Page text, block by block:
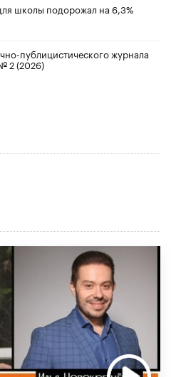
школы подорожал на 6,3%
публицистического журнала
2 (2026)